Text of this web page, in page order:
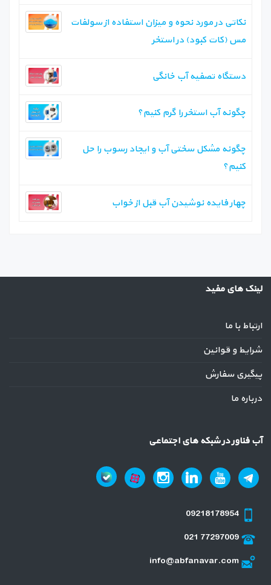
نکاتی در مورد نحوه و میزان استفاده از سولفات
مس (کات کبود) در استخر
دستگاه تصفیه آب خانگی
چگونه آب استخر را گرم کنیم؟
چگونه مشکل سختی آب و ایجاد رسوب را حل
کنیم؟
چهار فایده نوشیدن آب قبل از خواب
لینک های مفید
ارتباط با ما
شرایط و قوانین
پیگیری سفارش
درباره ما
آب فناور در شبکه های اجتماعی
09218178954
021 77297009
info@abfanavar.com